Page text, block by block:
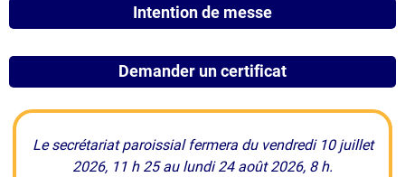
Intention de messe
Demander un certificat
Le secrétariat paroissial fermera du vendredi 10 juillet
2026, 11 h 25 au lundi 24 août 2026, 8 h.